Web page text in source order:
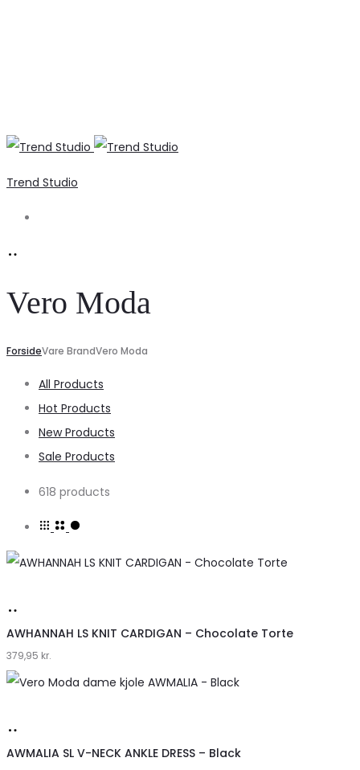
Trend Studio
Vero Moda
ForsideVare BrandVero Moda
All Products
Hot Products
New Products
Sale Products
618 products
hos
Klædeskabet.dk
AWHANNAH LS KNIT CARDIGAN – Chocolate Torte
379,95 kr.
hos
AWMALIA SL V-NECK ANKLE DRESS – Black